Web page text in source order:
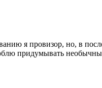
я провизор, но, в
придумывать